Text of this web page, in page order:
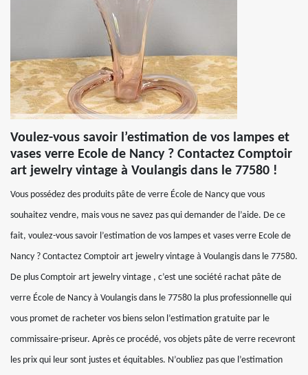
Voulez-vous savoir l’estimation de vos lampes et
vases verre Ecole de Nancy ? Contactez Comptoir
art jewelry vintage à Voulangis dans le 77580 !
Vous possédez des produits pâte de verre École de Nancy que vous
souhaitez vendre, mais vous ne savez pas qui demander de l’aide. De ce
fait, voulez-vous savoir l’estimation de vos lampes et vases verre Ecole de
Nancy ? Contactez Comptoir art jewelry vintage à Voulangis dans le 77580.
De plus Comptoir art jewelry vintage , c’est une société rachat pâte de
verre École de Nancy à Voulangis dans le 77580 la plus professionnelle qui
vous promet de racheter vos biens selon l’estimation gratuite par le
commissaire-priseur. Après ce procédé, vos objets pâte de verre recevront
les prix qui leur sont justes et équitables. N’oubliez pas que l’estimation